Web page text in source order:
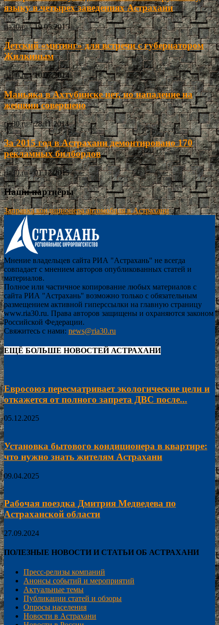
языку в четырех заведениях Астрахани
ria30.ru - 19.05.2015
Детский «митинг» для встречи с губернатором
Жилкиным
ria30.ru - 10.07.2014
Маньяка в Ахтубинске нет, но нападение на
женщин совершено
ria30.ru - 28.11.2014
За 2015 год в Астрахани демонтировано 170
рекламных билбордов
ria30.ru - 01.12.2015
Наши партнёры
Заправка кондиционера автомобиля в Астрахани
Мнение владельцев сайта РИА "Астрахань" не всегда
совпадает с мнением авторов опубликованных статей и
материалов.
Полное или частичное копирование любых материалов с
сайта РИА "Астрахань" возможно только с обязательным
размещением активной гиперссылки на главную страницу
www.ria30.ru. Права авторов защищены и охраняются законом
Российской Федерации.
Свяжитесь с нами: news@ria30.ru
ЕЩЁ БОЛЬШЕ НОВОСТЕЙ АСТРАХАНИ
Евросоюз пересматривает экологические цели и
откажется от полного запрета ДВС после...
05.12.2025
Установка бытового кондиционера в квартире:
что нужно знать жителям Астрахани
09.04.2025
Рабочая поездка Дмитрия Медведева по
Астраханской области
27.09.2024
ПОЛЕЗНЫЕ НОВОСТИ И СТАТЬИ ОБ АСТРАХАНИ
Пресс-релизы компаний
Анонсы событий и мероприятий
Актуальные темы
Публикации статей и обзоры
Опросы населения
Новости в Астрахани